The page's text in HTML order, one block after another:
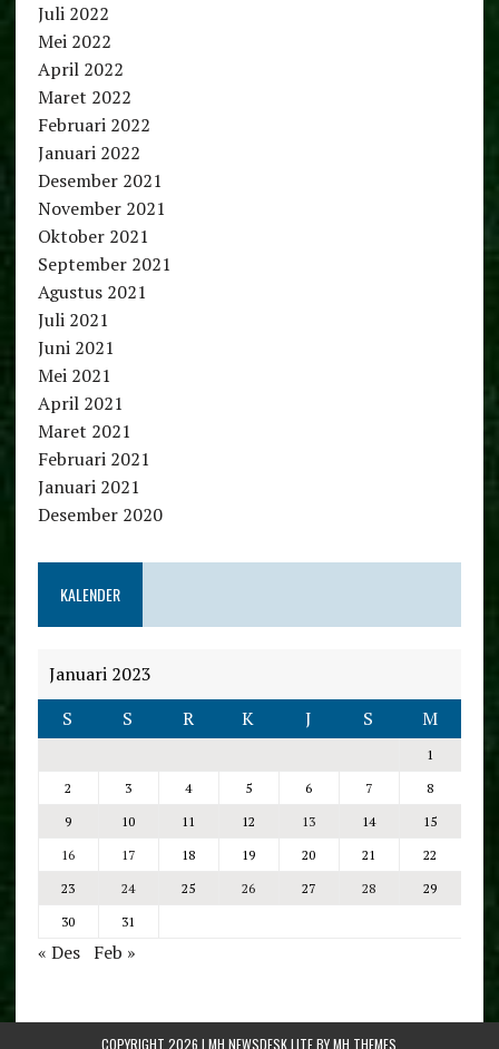
Juli 2022
Mei 2022
April 2022
Maret 2022
Februari 2022
Januari 2022
Desember 2021
November 2021
Oktober 2021
September 2021
Agustus 2021
Juli 2021
Juni 2021
Mei 2021
April 2021
Maret 2021
Februari 2021
Januari 2021
Desember 2020
KALENDER
Januari 2023
S
S R K J S M
1
2
3 4 5 6 7
8
9
10 11 12 13 14
15
16
17 18 19 20 21
22
23
24 25 26 27 28
29
30
31
« Des Feb »
COPYRIGHT 2026 | MH NEWSDESK LITE BYMH THEMES